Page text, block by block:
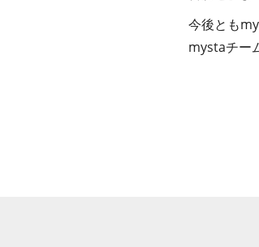
今後とも
mystaチー